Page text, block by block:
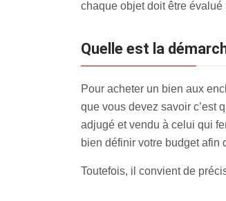
chaque objet doit être évalué
Quelle est la
Pour acheter un bien aux
que vous devez savoir c’est
adjugé et vendu à celui qui
bien définir votre budget afin
Toutefois, il convient de